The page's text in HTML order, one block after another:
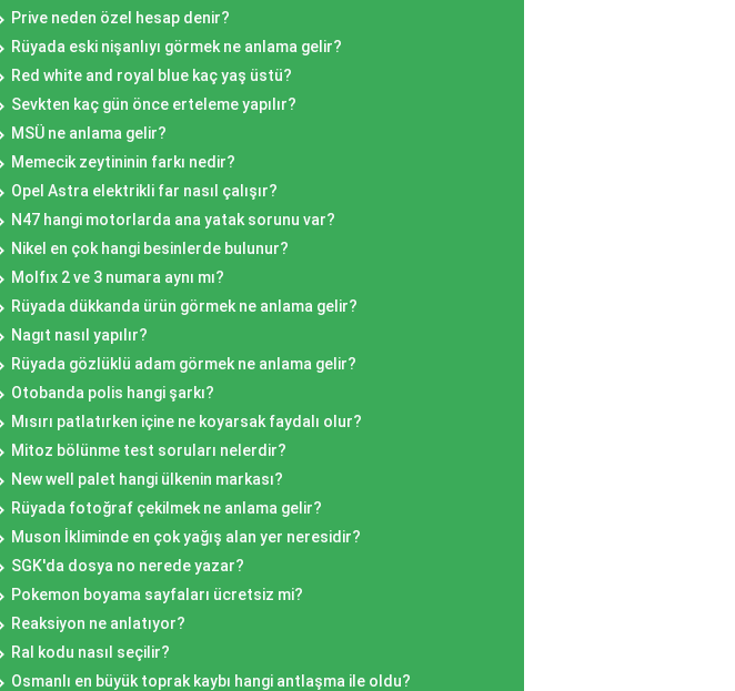
Prive neden özel hesap denir?
Rüyada eski nişanlıyı görmek ne anlama gelir?
Red white and royal blue kaç yaş üstü?
Sevkten kaç gün önce erteleme yapılır?
MSÜ ne anlama gelir?
Memecik zeytininin farkı nedir?
Opel Astra elektrikli far nasıl çalışır?
N47 hangi motorlarda ana yatak sorunu var?
Nikel en çok hangi besinlerde bulunur?
Molfıx 2 ve 3 numara aynı mı?
Rüyada dükkanda ürün görmek ne anlama gelir?
Nagıt nasıl yapılır?
Rüyada gözlüklü adam görmek ne anlama gelir?
Otobanda polis hangi şarkı?
Mısırı patlatırken içine ne koyarsak faydalı olur?
Mitoz bölünme test soruları nelerdir?
New well palet hangi ülkenin markası?
Rüyada fotoğraf çekilmek ne anlama gelir?
Muson İkliminde en çok yağış alan yer neresidir?
SGK'da dosya no nerede yazar?
Pokemon boyama sayfaları ücretsiz mi?
Reaksiyon ne anlatıyor?
Ral kodu nasıl seçilir?
Osmanlı en büyük toprak kaybı hangi antlaşma ile oldu?